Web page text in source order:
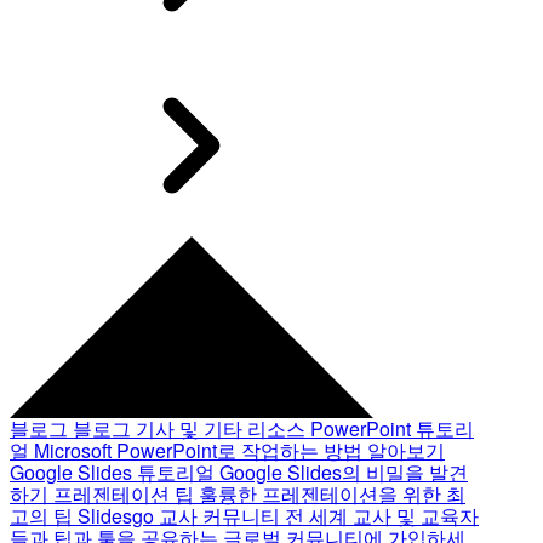
블로그 블로그 기사 및 기타 리소스 PowerPoint 튜토리
얼 Microsoft PowerPoint로 작업하는 방법 알아보기
Google Slides 튜토리얼 Google Slides의 비밀을 발견
하기 프레젠테이션 팁 훌륭한 프레젠테이션을 위한 최
고의 팁 Slidesgo 교사 커뮤니티 전 세계 교사 및 교육자